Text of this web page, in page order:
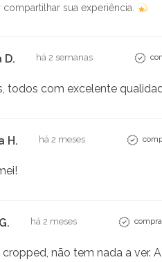
sua experiência.
D. há 2 semanas
todos com excelente
H. há 2 meses
há 2 meses
não tem nada a ver.